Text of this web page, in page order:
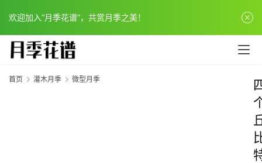
欢迎加入“月季花谱”，共赏月季之美！
首页 灌木月季 微型月季